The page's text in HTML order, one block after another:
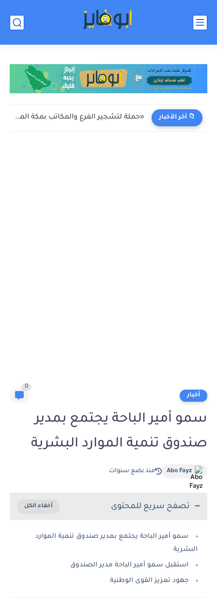
📁 آخر الأخبار «حملة لتشجير الفرع والمكاتب بمكة المكرمة بشعار «لنكن قدوة»
أخبار
0
سمو أمير الباحة يجتمع بمدير
صندوق تنمية الموارد البشرية
Abo Fayz منذ بضع سنوات
تصفح سريع للمحتوى
سمو أمير الباحة يجتمع بمدير صندوق تنمية الموارد
البشرية
استقبل سمو أمير الباحة مدير الصندوق
جهود تعزيز القوى الوطنية